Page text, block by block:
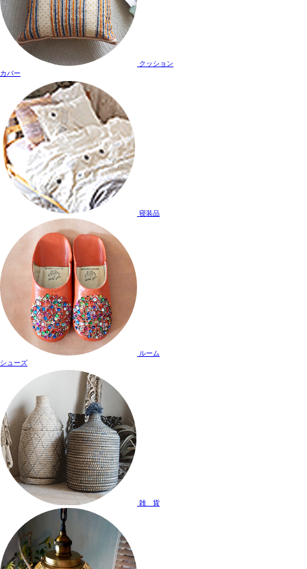
クッション
カバー
寝装品
ルーム
シューズ
雑 貨